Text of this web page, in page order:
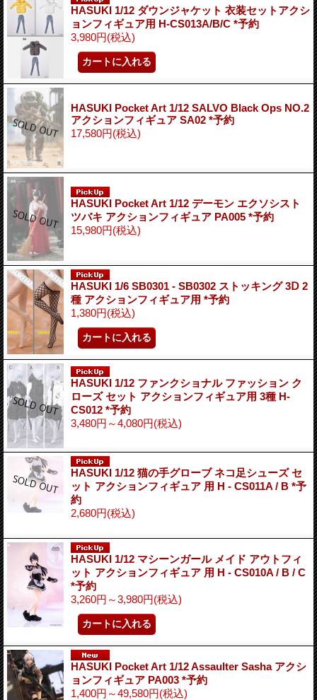
HASUKI 1/12 ダウンジャケット 衣装セットアクシ
ョンフィギュア用 H-CS013A/B/C *予約
3,980円(税込)
HASUKI Pocket Art 1/12 SALVO Black Ops NO.2
アクションフィギュア SA02 *予約
17,580円(税込)
HASUKI Pocket Art 1/12 デーモン エクソシスト
ツバキ アクションフィギュア PA005 *予約
15,980円(税込)
HASUKI 1/6 SB0301 - SB0302 ストッキング 3Ⅾ 2
種 アクションフィギュア用 *予約
1,380円(税込)
HASUKI 1/12 ファンクショナル ファッション ク
ローズ セット アクションフィギュア用 3種 H-
CS012 *予約
3,480円～4,080円(税込)
HASUKI 1/12 猫の手グローブ ネコ足シューズ セ
ット アクションフィギュア 用 H - CS011A / B *予
約
2,680円(税込)
HASUKI 1/12 マシーンガール メイド アウトフィ
ット アクションフィギュア 用 H - CS010A / B / C
*予約
3,260円～3,980円(税込)
HASUKI Pocket Art 1/12 Assaulter Sasha アクシ
ョンフィギュア PA003 *予約
1,400円～49,580円(税込)